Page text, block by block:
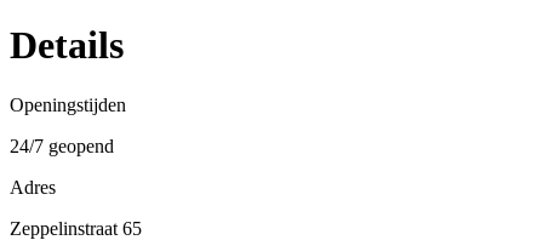
Details
Openingstijden
24/7 geopend
Adres
Zeppelinstraat 65